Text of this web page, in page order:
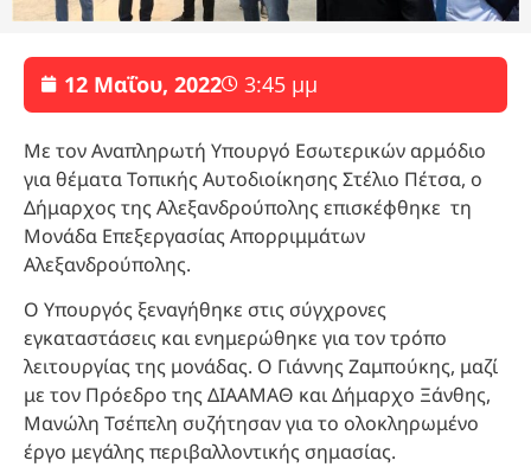
12 Μαΐου, 2022 3:45 μμ
Με τον Αναπληρωτή Υπουργό Εσωτερικών αρμόδιο
για θέματα Τοπικής Αυτοδιοίκησης Στέλιο Πέτσα, ο
Δήμαρχος της Αλεξανδρούπολης επισκέφθηκε τη
Μονάδα Επεξεργασίας Απορριμμάτων
Αλεξανδρούπολης.
Ο Υπουργός ξεναγήθηκε στις σύγχρονες
εγκαταστάσεις και ενημερώθηκε για τον τρόπο
λειτουργίας της μονάδας. Ο Γιάννης Ζαμπούκης, μαζί
με τον Πρόεδρο της ΔΙΑΑΜΑΘ και Δήμαρχο Ξάνθης,
Μανώλη Τσέπελη συζήτησαν για το ολοκληρωμένο
έργο μεγάλης περιβαλλοντικής σημασίας.